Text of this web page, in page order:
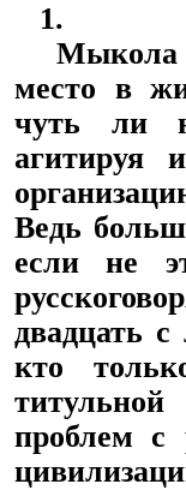
1.
Мыкола
место в
чуть ли
агитируя
Ведь
если не
двадцать
кто
проблем с